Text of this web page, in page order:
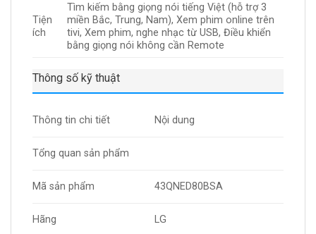
Tiện
ích
Tìm kiếm bằng giọng nói tiếng Việt (hỗ trợ 3
miền Bắc, Trung, Nam), Xem phim online trên
tivi, Xem phim, nghe nhạc từ USB, Điều khiển
bằng giọng nói không cần Remote
Thông số kỹ thuật
Thông tin chi tiết Nội dung
Tổng quan sản phẩm
Mã sản phẩm 43QNED80BSA
Hãng LG